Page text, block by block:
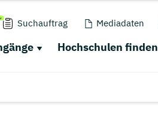
Suchauftrag Mediadaten
Hochschulen finden